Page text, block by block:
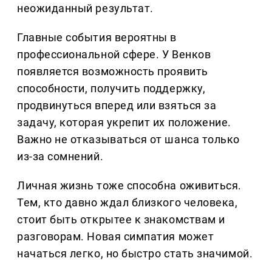
неожиданный результат.
Главные события вероятны в
профессиональной сфере. У Венков
появляется возможность проявить
способности, получить поддержку,
продвинуться вперед или взяться за
задачу, которая укрепит их положение.
Важно не отказываться от шанса только
из-за сомнений.
Личная жизнь тоже способна оживиться.
Тем, кто давно ждал близкого человека,
стоит быть открытее к знакомствам и
разговорам. Новая симпатия может
начаться легко, но быстро стать значимой.